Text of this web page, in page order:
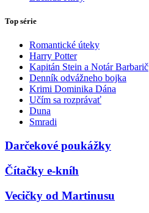
Top série
Romantické úteky
Harry Potter
Kapitán Stein a Notár Barbarič
Denník odvážneho bojka
Krimi Dominika Dána
Učím sa rozprávať
Duna
Smradi
Darčekové poukážky
Čítačky e-kníh
Vecičky od Martinusu